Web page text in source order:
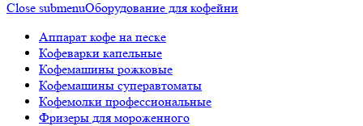
Close submenuОборудование для кофейни
Аппарат кофе на песке
Кофеварки капельные
Кофемашины рожковые
Кофемашины суперавтоматы
Кофемолки профессиональные
Фризеры для мороженного